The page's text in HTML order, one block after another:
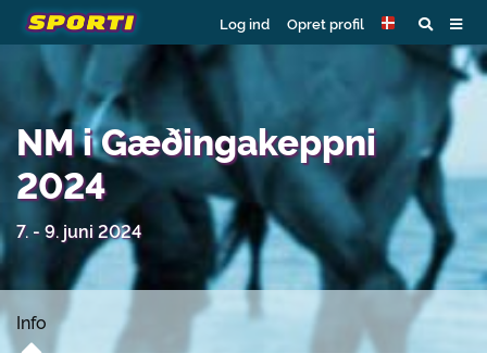
Log ind Opret profil
NM i Gæðingakeppni
2024
7. - 9. juni 2024
Info